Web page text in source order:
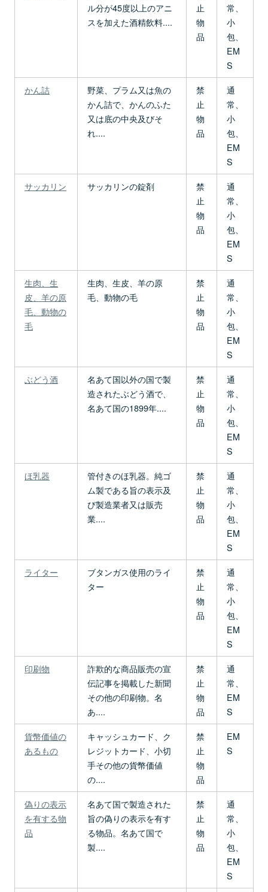
ル分が45度以上のアニ
スを加えた酒精飲料....
止
物
品
常、
小
包、
EM
S
かん詰
野菜、プラム又は魚の
かん詰で、かんのふた
又は底の中央及びそ
れ....
禁
止
物
品
通
常、
小
包、
EM
S
サッカリン
サッカリンの錠剤
禁
止
物
品
通
常、
小
包、
EM
S
生肉、生
皮、羊の原
毛、動物の
毛
生肉、生皮、羊の原
毛、動物の毛
禁
止
物
品
通
常、
小
包、
EM
S
ぶどう酒
名あて国以外の国で製
造されたぶどう酒で、
名あて国の1899年....
禁
止
物
品
通
常、
小
包、
EM
S
ほ乳器
管付きのほ乳器。純ゴ
ム製である旨の表示及
び製造業者又は販売
業....
禁
止
物
品
通
常、
小
包、
EM
S
ライター
ブタンガス使用のライ
ター
禁
止
物
品
通
常、
小
包、
EM
S
印刷物
詐欺的な商品販売の宣
伝記事を掲載した新聞
その他の印刷物。名
あ....
禁
止
物
品
通
常、
EM
S
貨幣価値の
あるもの
キャッシュカード、ク
レジットカード、小切
手その他の貨幣価値
の....
禁
止
物
品
EM
S
偽りの表示
を有する物
品
名あて国で製造された
旨の偽りの表示を有す
る物品。名あて国で
製....
禁
止
物
品
通
常、
小
包、
EM
S